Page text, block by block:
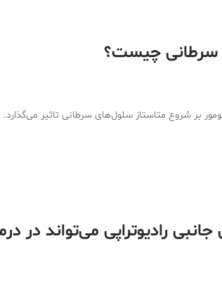
سرطانی چیست؟
بر شروع متاستاز سلول‌های سرطانی تاثیر می‌گذارد.
رادیوتراپی می‌تواند در